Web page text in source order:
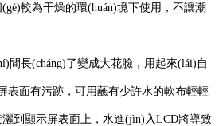
較為干燥的環(huán)境下使用，不讓潮
間長(cháng)了變成大花臉，用起來(lái)自
表面有污跡，可用蘸有少許水的軟布輕輕
到顯示屏表面上，水進(jìn)入LCD將導致